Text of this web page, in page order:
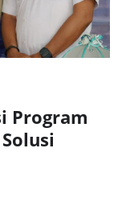
Program